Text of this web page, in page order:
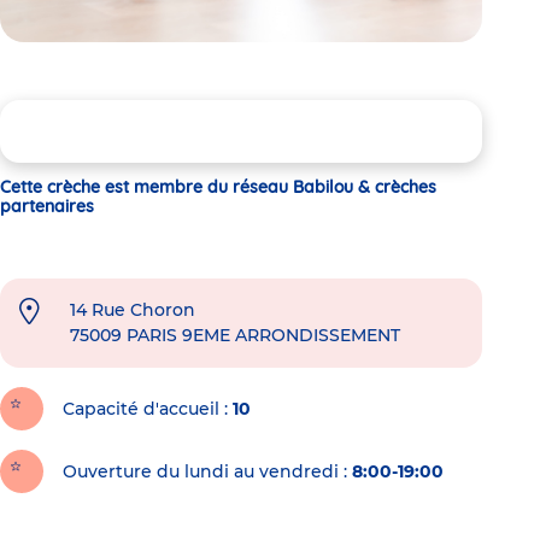
Cette crèche est membre du réseau Babilou & crèches
partenaires
14 Rue Choron
75009 PARIS 9EME ARRONDISSEMENT
Capacité d'accueil 10
Ouverture du lundi au vendredi : 8:00-19:00